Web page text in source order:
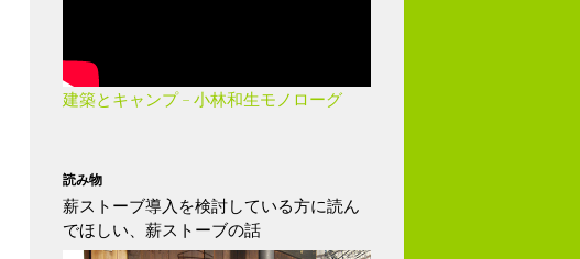
建築とキャンプ – 小林和生モノローグ
読み物
薪ストーブ導入を検討している方に読ん
でほしい、薪ストーブの話